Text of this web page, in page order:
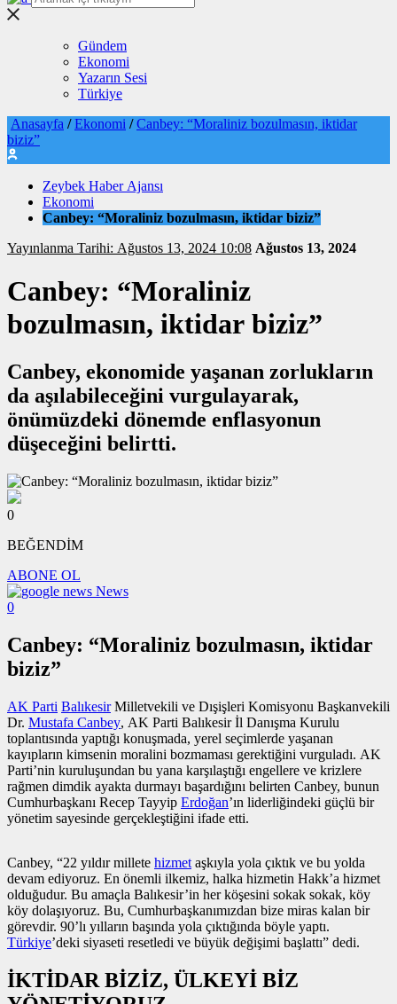
Gündem
Ekonomi
Yazarın Sesi
Türkiye
Anasayfa / Ekonomi / Canbey: “Moraliniz bozulmasın, iktidar
biziz”
Zeybek Haber Ajansı
Ekonomi
Canbey: “Moraliniz bozulmasın, iktidar biziz”
Yayınlanma Tarihi: Ağustos 13, 2024 10:08 Ağustos 13, 2024
Canbey: “Moraliniz
bozulmasın, iktidar biziz”
Canbey, ekonomide yaşanan zorlukların
da aşılabileceğini vurgulayarak,
önümüzdeki dönemde enflasyonun
düşeceğini belirtti.
0
BEĞENDİM
ABONE OL
News
0
Canbey: “Moraliniz bozulmasın, iktidar
biziz”
AK Parti BalıkesirMilletvekili ve Dışişleri Komisyonu Başkanvekili
Dr. Mustafa Canbey, AK Parti Balıkesir İl Danışma Kurulu
toplantısında yaptığı konuşmada, yerel seçimlerde yaşanan
kayıpların kimsenin moralini bozmaması gerektiğini vurguladı. AK
Parti’nin kuruluşundan bu yana karşılaştığı engellere ve krizlere
rağmen dimdik ayakta durmayı başardığını belirten Canbey, bunun
Cumhurbaşkanı Recep Tayyip Erdoğan’ın liderliğindeki güçlü bir
yönetim sayesinde gerçekleştiğini ifade etti.
Canbey, “22 yıldır millete hizmet aşkıyla yola çıktık ve bu yolda
devam ediyoruz. En önemli ilkemiz, halka hizmetin Hakk’a hizmet
olduğudur. Bu amaçla Balıkesir’in her köşesini sokak sokak, köy
köy dolaşıyoruz. Bu, Cumhurbaşkanımızdan bize miras kalan bir
görevdir. 90’lı yılların başında yola çıktığında böyle yaptı.
Türkiye’deki siyaseti resetledi ve büyük değişimi başlattı” dedi.
İKTİDAR BİZİZ, ÜLKEYİ BİZ